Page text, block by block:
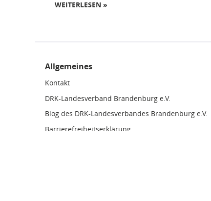
WEITERLESEN »
Allgemeines
Kontakt
DRK-Landesverband Brandenburg e.V.
Blog des DRK-Landesverbandes Brandenburg e.V.
Barrierefreiheitserklärung